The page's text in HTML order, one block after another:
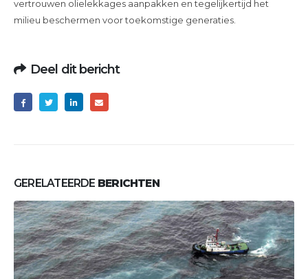
vertrouwen olielekkages aanpakken en tegelijkertijd het
milieu beschermen voor toekomstige generaties.
Deel dit bericht
GERELATEERDE BERICHTEN